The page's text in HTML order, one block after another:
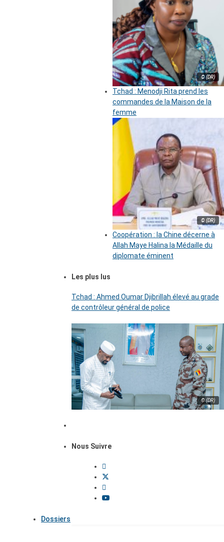
© (DR)
Tchad : Menodji Rita prend les
commandes de la Maison de la
femme
© (DR)
Coopération : la Chine décerne à
Allah Maye Halina la Médaille du
diplomate éminent
Les plus lus
Tchad : Ahmed Oumar Djibrillah élevé au grade
de contrôleur général de police
© (DR)
Nous Suivre
Dossiers